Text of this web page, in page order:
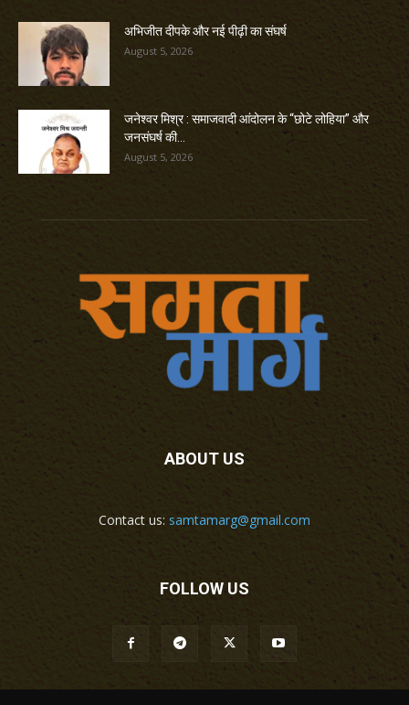
अभिजीत दीपके और नई पीढ़ी का संघर्ष
August 5, 2026
जनेश्वर मिश्र : समाजवादी आंदोलन के “छोटे लोहिया” और
जनसंघर्ष की...
August 5, 2026
ABOUT US
Contact us: samtamarg@gmail.com
FOLLOW US